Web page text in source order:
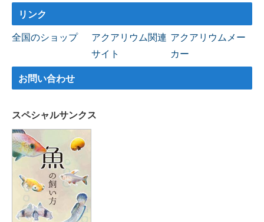
リンク
全国のショップ
アクアリウム関連
サイト
アクアリウムメー
カー
お問い合わせ
スペシャルサンクス